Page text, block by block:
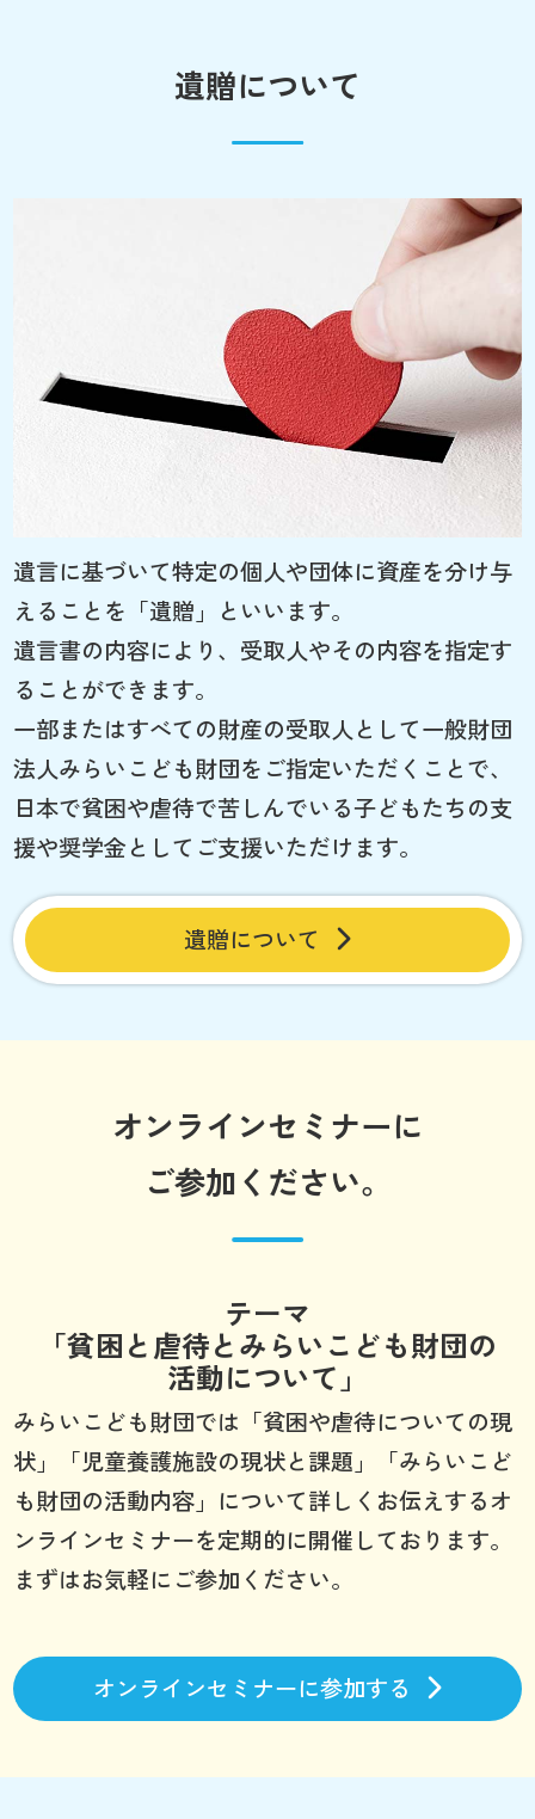
遺贈について
遺言に基づいて特定の個人や団体に資産を分け与
えることを「遺贈」といいます。
遺言書の内容により、受取人やその内容を指定す
ることができます。
一部またはすべての財産の受取人として一般財団
法人みらいこども財団をご指定いただくことで、
日本で貧困や虐待で苦しんでいる子どもたちの支
援や奨学金としてご支援いただけます。
遺贈について
オンラインセミナーに
ご参加ください。
テーマ
「貧困と虐待とみらいこども財団の
活動について」
みらいこども財団では「貧困や虐待についての現
状」「児童養護施設の現状と課題」「みらいこど
も財団の活動内容」について詳しくお伝えするオ
ンラインセミナーを定期的に開催しております。
まずはお気軽にご参加ください。
オンラインセミナーに参加する